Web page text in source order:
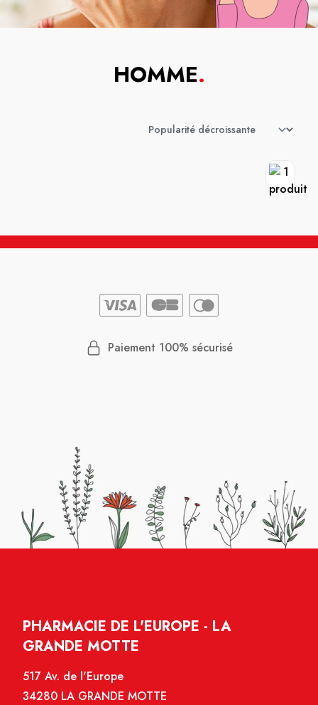
HOMME.
Paiement 100% sécurisé
PHARMACIE DE L'EUROPE - LA
GRANDE MOTTE
517 Av. de l'Europe
34280 LA GRANDE MOTTE